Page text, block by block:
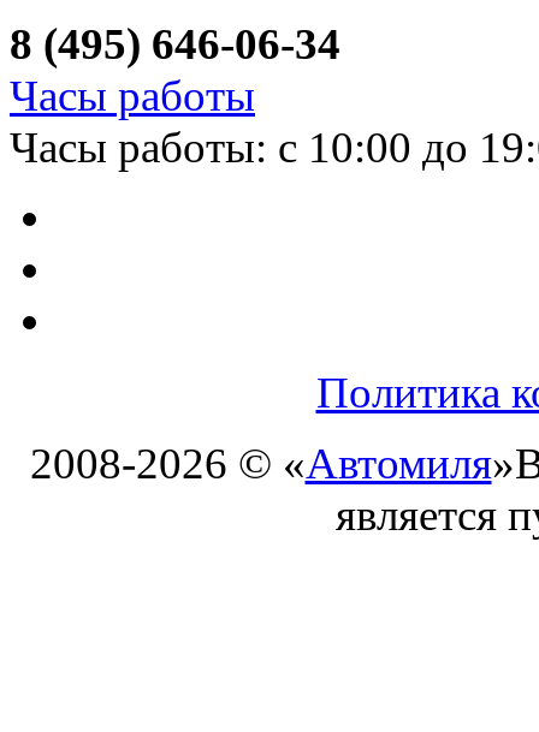
8 (495) 646-06-34
Часы работы
Часы работы: с 10:00 до
Политика
2008-2026 © «Автомиля»
является